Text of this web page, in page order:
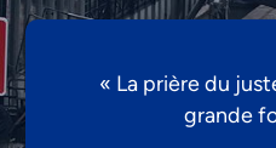
« La prière du
grande